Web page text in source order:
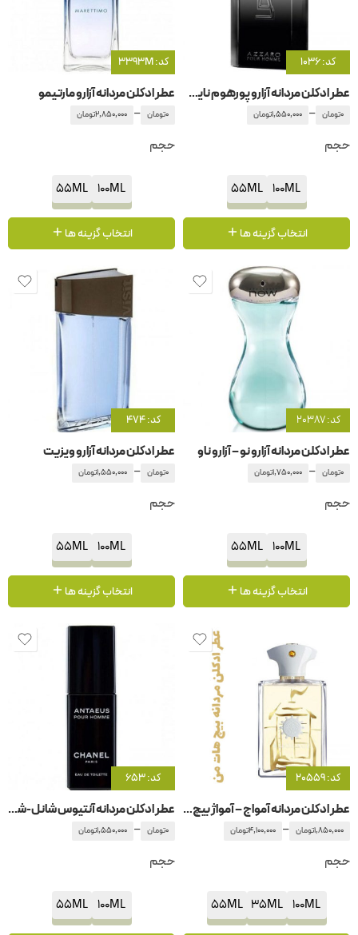
کد: 1036
عطر ادکلن مردانه آزارو پورهوم نایت تایم
0تومان –
1,550,000تومان
حجم
100ML
55ML
انتخاب گزینه ها
کد: 3393M
عطر ادکلن مردانه آزارو مارتیمو
0تومان –
2,850,000تومان
حجم
100ML
55ML
انتخاب گزینه ها
کد: 20387
عطر ادکلن مردانه آزارو نو – آزارو ناو
0تومان –
1,750,000تومان
حجم
100ML
55ML
انتخاب گزینه ها
کد: 474
عطر ادکلن مردانه آزارو ویزیت
0تومان –
1,550,000تومان
حجم
100ML
55ML
انتخاب گزینه ها
کد: 20559
عطر ادکلن مردانه آمواج – آمواژ بیچ هات من مردانه
1,850,000تومان –
4,100,000تومان
حجم
100ML
35ML
55ML
کد: 653
عطر ادکلن مردانه آنتیوس شانل-شنل-چنل
0تومان –
1,550,000تومان
حجم
100ML
55ML